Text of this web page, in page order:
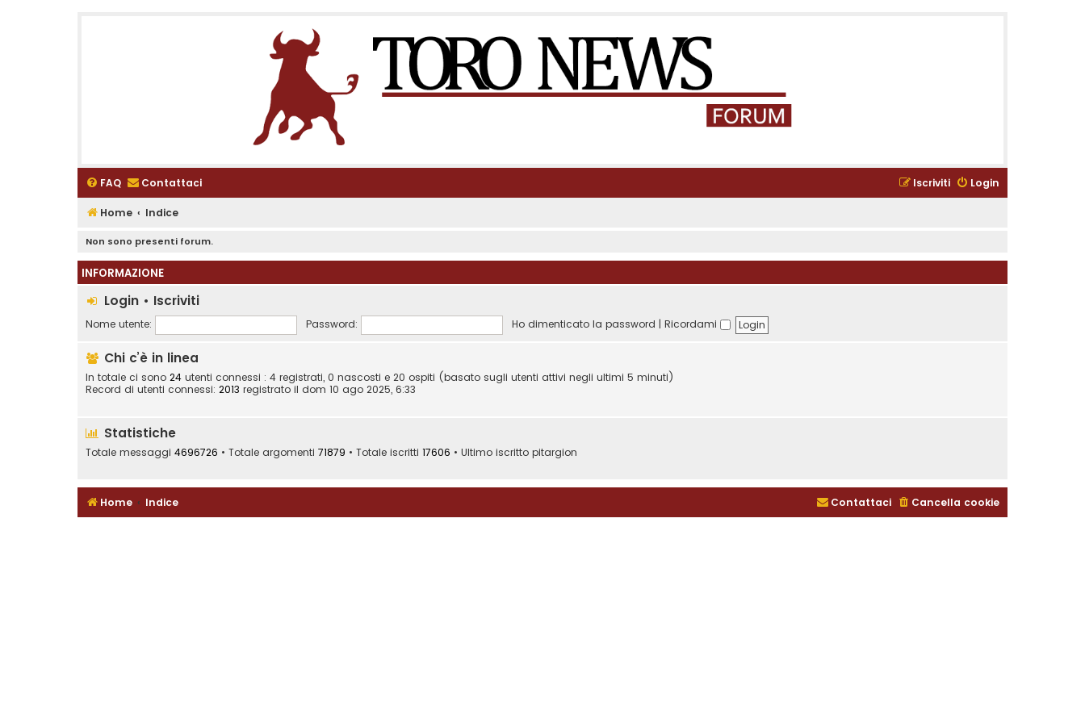
FAQ Contattaci Login
Iscriviti
Home Indice
Non sono presenti forum.
INFORMAZIONE
Login • Iscriviti
Nome utente: Password: Ho dimenticato la password | Ricordami
Chi c’è in linea
In totale ci sono 24 utenti connessi : 4 registrati, 0 nascosti e 20 ospiti (basato sugli utenti attivi negli ultimi 5 minuti)
Record di utenti connessi: 2013 registrato il dom 10 ago 2025, 6:33
Statistiche
Totale messaggi 4696726 • Totale argomenti 71879 • Totale iscritti 17606 • Ultimo iscritto pitargion
Home Indice Cancella cookie
Contattaci